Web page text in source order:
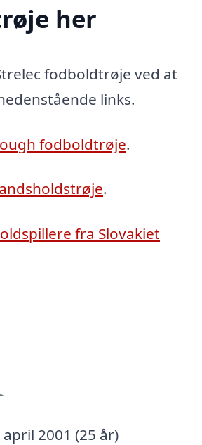
her
fodboldtrøje ved at
links.
fodboldtrøje.
.
fra Slovakiet
april 2001 (25 år)